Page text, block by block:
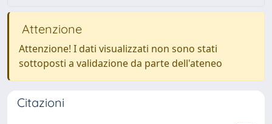
Attenzione
Attenzione! I dati visualizzati non sono stati
sottoposti a validazione da parte dell'ateneo
Citazioni